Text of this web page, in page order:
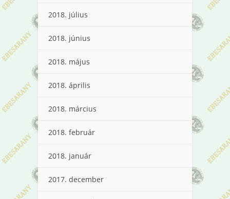
2018. július
2018. június
2018. május
2018. április
2018. március
2018. február
2018. január
2017. december